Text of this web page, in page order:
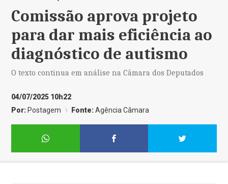
Comissão aprova projeto
para dar mais eficiência ao
diagnóstico de autismo
O texto continua em análise na Câmara dos Deputados
04/07/2025 10h22
Por: Postagem Fonte:Agência Câmara